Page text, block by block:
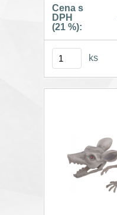
Cena s
DPH
(21 %):
ks